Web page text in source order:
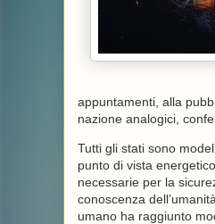
appuntamenti, alla
nazione analogici,
Tutti gli stati sono
punto di vista
necessarie per la
conoscenza
umano ha raggiunto